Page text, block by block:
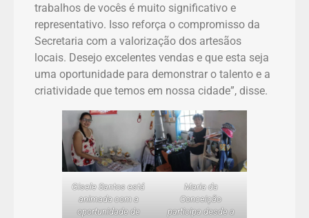
trabalhos de vocês é muito significativo e
representativo. Isso reforça o compromisso da
Secretaria com a valorização dos artesãos
locais. Desejo excelentes vendas e que esta seja
uma oportunidade para demonstrar o talento e a
criatividade que temos em nossa cidade”, disse.
Gisele Santos está
animada com a
oportunidade de
Maria da
Conceição
participa desde a